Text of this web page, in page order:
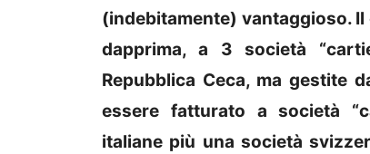
(indebitamente) vantaggioso.
dapprima, a 3 società
Repubblica Ceca, ma gestite
essere fatturato a società
italiane più una società